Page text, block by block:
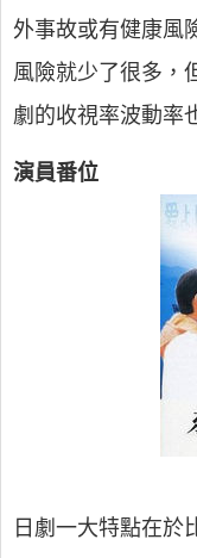
外事故或有健康風
風險就少了很多，
劇的收視率波動率
演員番位
日劇一大特點在於